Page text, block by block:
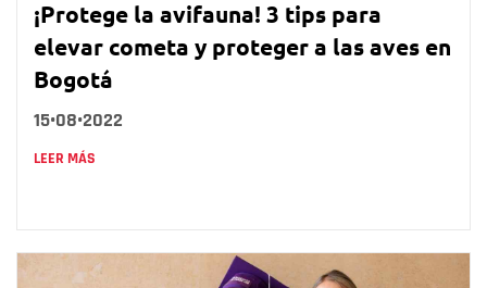
¡Protege la avifauna! 3 tips para
elevar cometa y proteger a las aves en
Bogotá
15•08•2022
LEER MÁS